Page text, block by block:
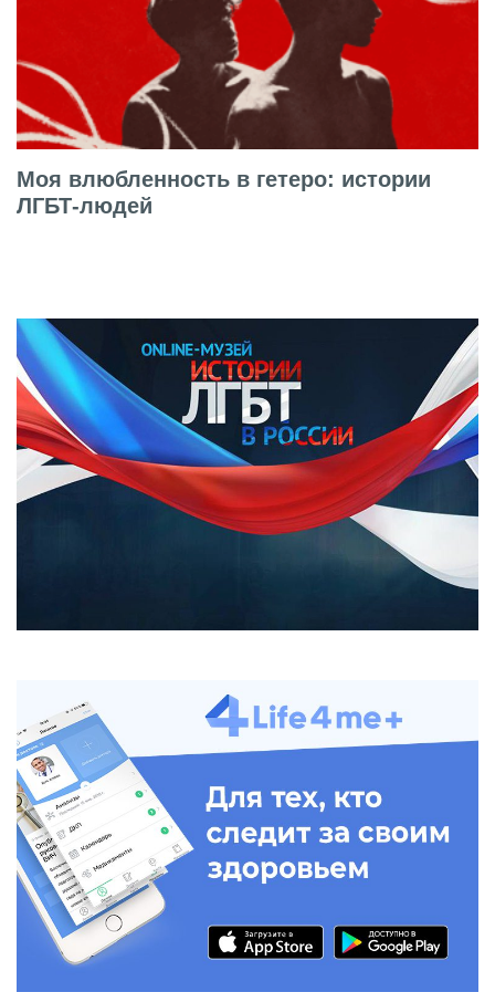
Моя влюбленность в гетеро: истории
ЛГБТ-людей